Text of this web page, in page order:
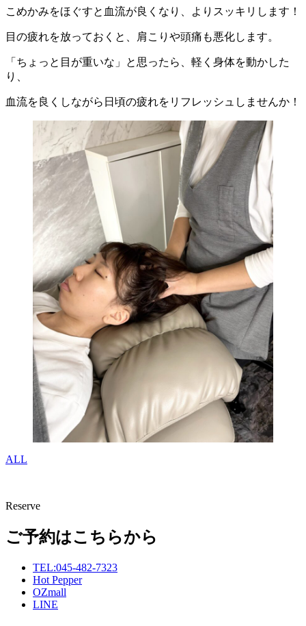
こめかみをほぐすと血流が良くなり、よりスッキリします！
目の疲れを放っておくと、肩こりや頭痛も悪化します。
「ちょっと目が重いな」と思ったら、軽く身体を動かした
り、
血流を良くしながら日頃の疲れをリフレッシュしませんか！
ALL
Reserve
ご予約はこちらから
TEL:045-482-7323
Hot Pepper
OZmall
LINE